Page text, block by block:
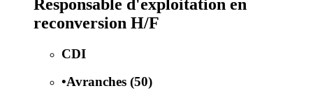
Responsable d'exploitation en
reconversion H/F
CDI
•Avranches (50)